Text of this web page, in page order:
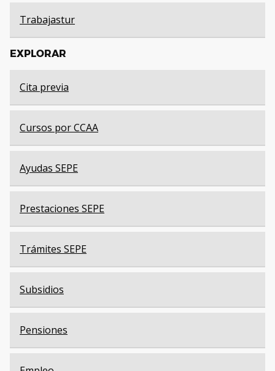
Trabajastur
EXPLORAR
Cita previa
Cursos por CCAA
Ayudas SEPE
Prestaciones SEPE
Trámites SEPE
Subsidios
Pensiones